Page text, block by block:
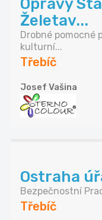
Opravy
Želetav...
Drobné pomocné
kulturní...
Třebíč
Josef Vašina
Ostraha
Bezpečnostní
Třebíč